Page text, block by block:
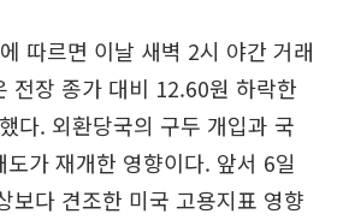
따르면 이날 새벽 2시 야간 거래
전장 종가 대비 12.60원 하락한
다. 외환당국의 구두 개입과 국
가 재개한 영향이다. 앞서 6일
보다 견조한 미국 고용지표 영향